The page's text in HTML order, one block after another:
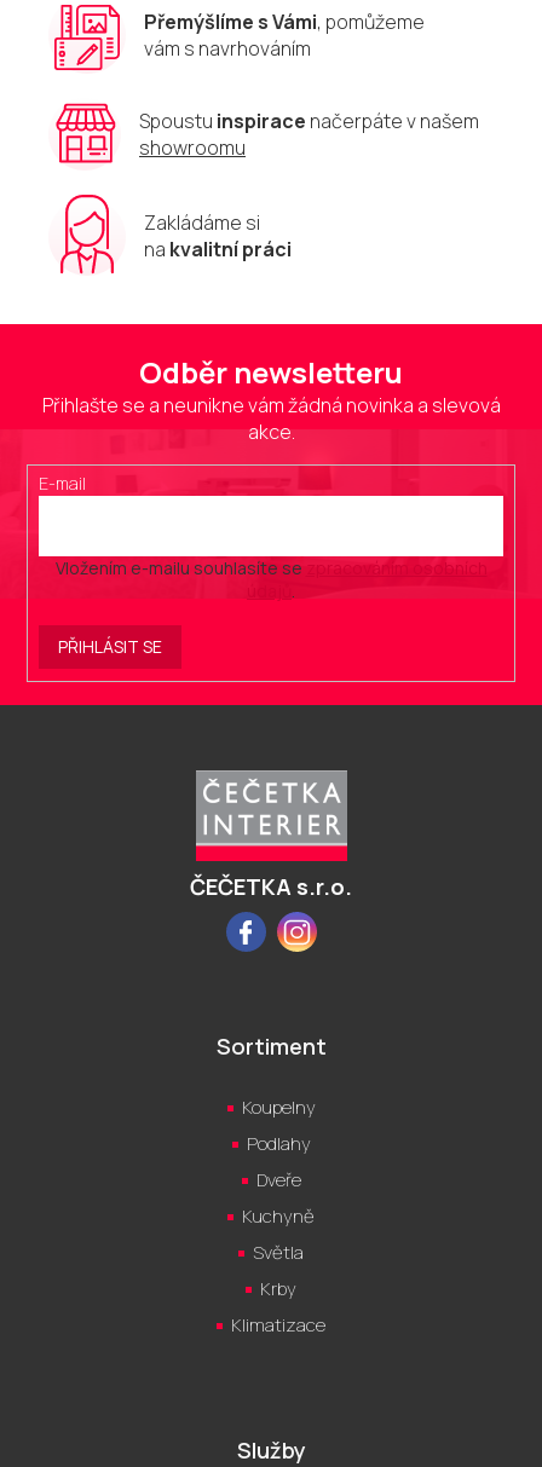
ý
p
u
Přemýšlíme s Vámi, pomůžeme
vám s navrhováním
Spoustu inspirace načerpáte v našem
showroomu
Zakládáme si
na kvalitní práci
Odběr newsletteru
Přihlašte se a neunikne vám žádná novinka a slevová
akce.
E-mail
Vložením e-mailu souhlasíte se zpracováním osobních
.
PŘIHLÁSIT SE
ČEČETKA s.r.o.
FacebookInstagram
Sortiment
Koupelny
Podlahy
Dveře
Kuchyně
Světla
Krby
Klimatizace
Služby